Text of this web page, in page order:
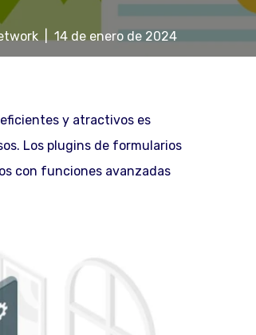
| 14 de enero de 2024
y atractivos es
Los plugins de formularios
con funciones avanzadas